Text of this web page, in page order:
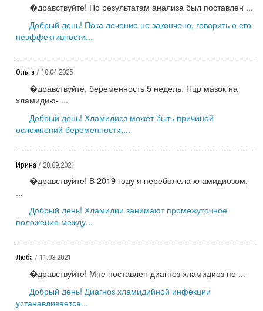
�дравствуйте! По результатам анализа был поставлен ...
Добрый день! Пока лечение не закончено, говорить о его
неэффективности...
Ольга / 10.04.2025
�дравствуйте, беременность 5 недель. Пцр мазок на
хламидию- ...
Добрый день! Хламидиоз может быть причиной
осложнений беременности,...
Ирина / 28.09.2021
�дравствуйте! В 2019 году я переболела хламидиозом,
...
Добрый день! Хламидии занимают промежуточное
положение между...
Люба / 11.03.2021
�дравствуйте! Мне поставлен диагноз хламидиоз по ...
Добрый день! Диагноз хламидийной инфекции
устанавливается...